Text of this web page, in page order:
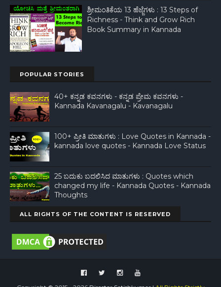
ಶ್ರೀಮಂತಿಕೆಯ 13 ಹೆಜ್ಜೆಗಳು : 13 Steps of
Richness - Think and Grow Rich
Book Summary in Kannada
POPULAR STORIES
40+ ಕನ್ನಡ ಕವನಗಳು - ಕನ್ನಡ ಪ್ರೇಮ ಕವನಗಳು -
Kannada Kavanagalu - Kavanagalu
100+ ಪ್ರೀತಿ ಮಾತುಗಳು : Love Quotes in Kannada -
kannada love quotes - Kannada Love Status
25 ಬದುಕು ಬದಲಿಸಿದ ಮಾತುಗಳು : Quotes which
changed my life - Kannada Quotes - Kannada
Thoughts
ALL RIGHTS OF THE CONTENT IS RESERVED